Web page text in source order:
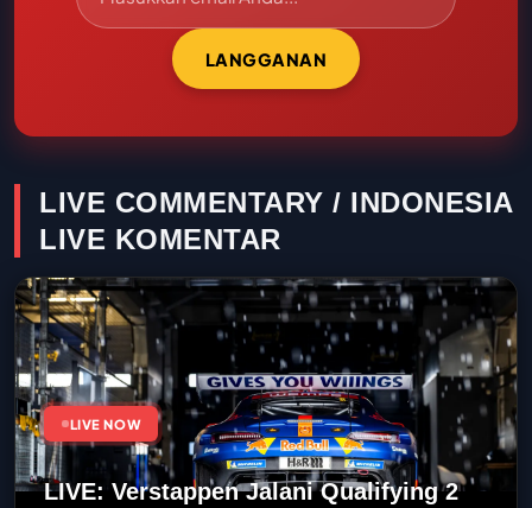
LANGGANAN
LIVE COMMENTARY / INDONESIA
LIVE KOMENTAR
LIVE NOW
LIVE: Verstappen Jalani Qualifying 2